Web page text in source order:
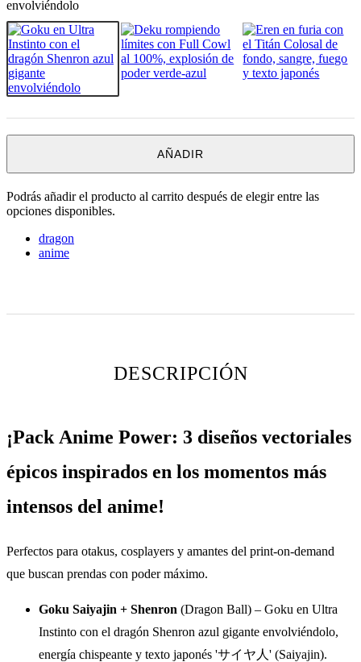
AÑADIR
Podrás añadir el producto al carrito después de elegir entre las
opciones disponibles.
dragon
anime
DESCRIPCIÓN
¡Pack Anime Power: 3 diseños vectoriales
épicos inspirados en los momentos más
intensos del anime!
Perfectos para otakus, cosplayers y amantes del print-on-demand
que buscan prendas con poder máximo.
Goku Saiyajin + Shenron (Dragon Ball) – Goku en Ultra
Instinto con el dragón Shenron azul gigante envolviéndolo,
energía chispeante y texto japonés 'サイヤ人' (Saiyajin).